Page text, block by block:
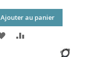
Ajouter au panier
AJOUTER